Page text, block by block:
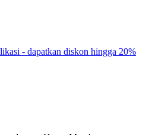
- dapatkan diskon hingga 20%